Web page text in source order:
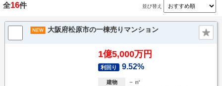
全16件 並び替え
大阪府松原市の一棟売りマンション
1億5,000万円
利回り 9.52%
建物 －㎡